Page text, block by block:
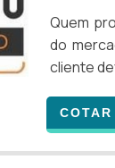
Quem
do
cliente
ótima